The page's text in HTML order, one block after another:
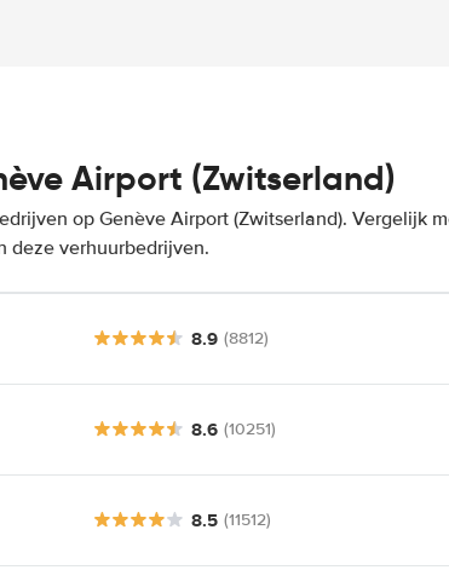
Airport (Zwitserland)
op Genève Airport (Zwitserland). Vergelijk
deze verhuurbedrijven.
8.9 (8812)
8.6 (10251)
8.5 (11512)